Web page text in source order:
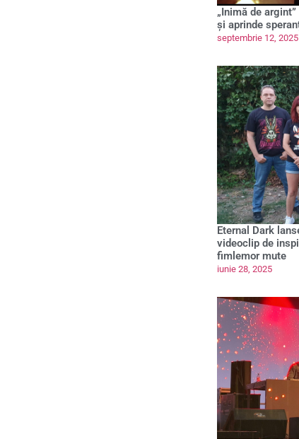
„Inimă de
și aprinde
septembrie 12, 2025
Eternal Dark
videoclip de
fimlemor mute
iunie 28, 2025